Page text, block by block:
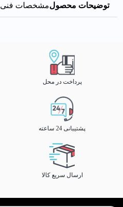
توضیحات محصولمشخصات فنی
پرداخت در محل
پشتیبانی 24 ساعته
ارسال سریع کالا